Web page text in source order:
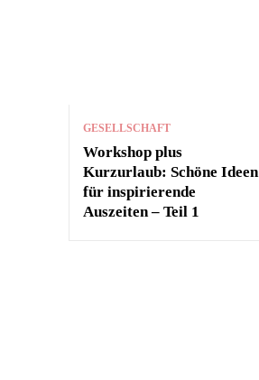
GESELLSCHAFT
Workshop plus
Kurzurlaub: Schöne Ideen
für inspirierende
Auszeiten – Teil 1